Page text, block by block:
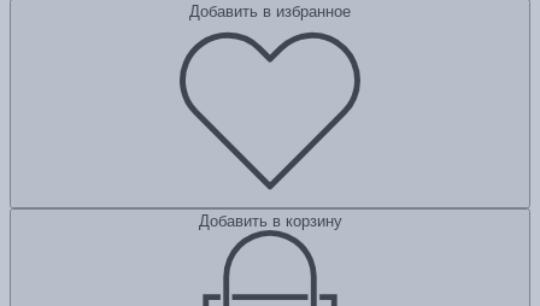
Добавить в избранное
Добавить в корзину